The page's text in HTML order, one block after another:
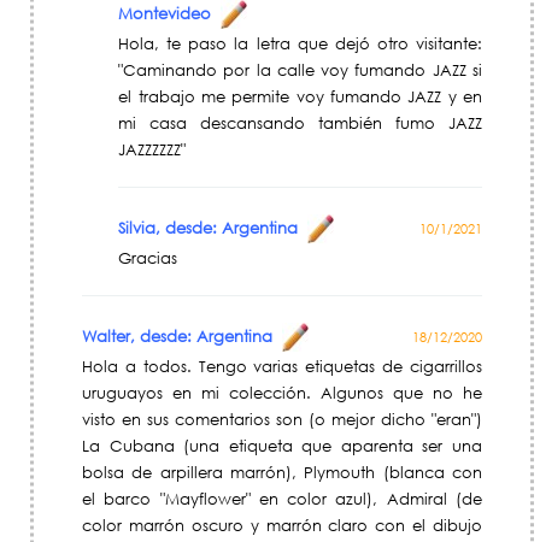
Montevideo
Hola, te paso la letra que dejó otro visitante:
"Caminando por la calle voy fumando JAZZ si
el trabajo me permite voy fumando JAZZ y en
mi casa descansando también fumo JAZZ
JAZZZZZZ"
Silvia, desde: Argentina 10/1/2021
Gracias
Walter, desde: Argentina 18/12/2020
Hola a todos. Tengo varias etiquetas de cigarrillos
uruguayos en mi colección. Algunos que no he
visto en sus comentarios son (o mejor dicho "eran")
La Cubana (una etiqueta que aparenta ser una
bolsa de arpillera marrón), Plymouth (blanca con
el barco "Mayflower" en color azul), Admiral (de
color marrón oscuro y marrón claro con el dibujo